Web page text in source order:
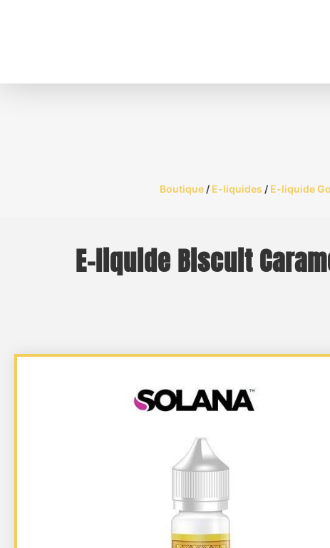
Boutique / E-liquides / E-liquide
E-liquide Biscuit